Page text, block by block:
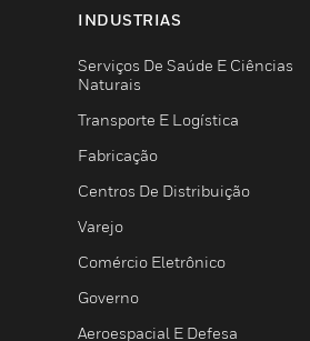
INDUSTRIAS
Serviços De Saúde E Ciências
Naturais
Transporte E Logística
Fabricação
Centros De Distribuição
Varejo
Comércio Eletrônico
Governo
Aeroespacial E Defesa